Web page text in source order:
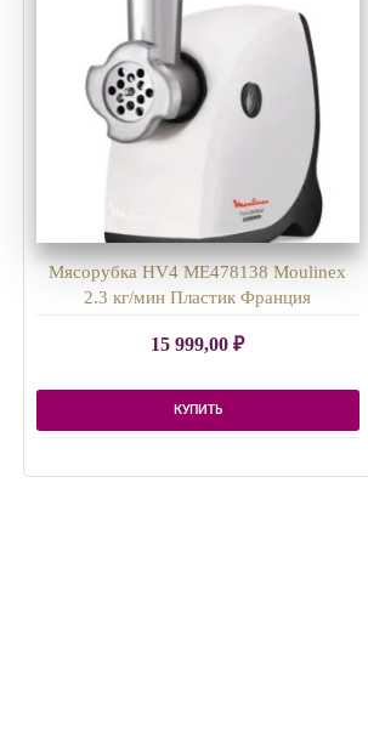
Мясорубка HV4 ME478138 Moulinex
2.3 кг/мин Пластик Франция
15 999,00₽
КУПИТЬ